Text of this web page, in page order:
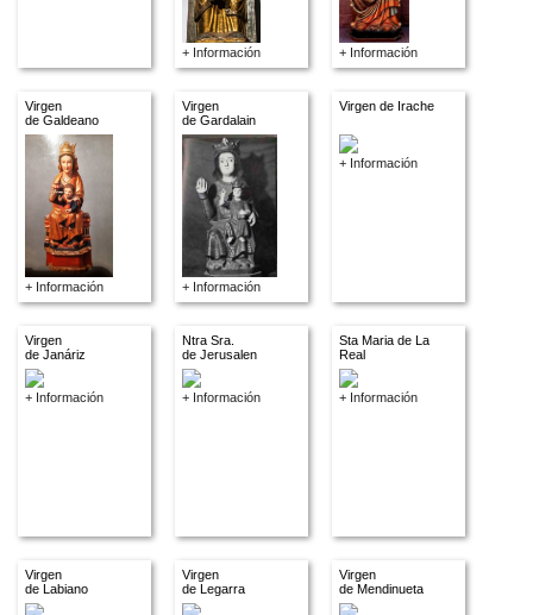
+ Información + Información
Virgen
de Galdeano
+ Información
Virgen
de Gardalain
+ Información
Virgen de Irache
+ Información
Virgen
de Janáriz
+ Información
Ntra Sra.
de Jerusalen
+ Información
Sta Maria de La
Real
+ Información
Virgen
de Labiano
Virgen
de Legarra
Virgen
de Mendinueta